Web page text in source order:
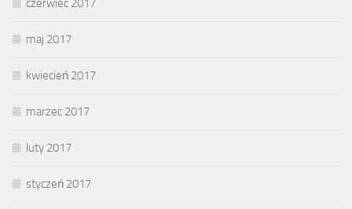
czerwiec 2017
maj 2017
kwiecień 2017
marzec 2017
luty 2017
styczeń 2017